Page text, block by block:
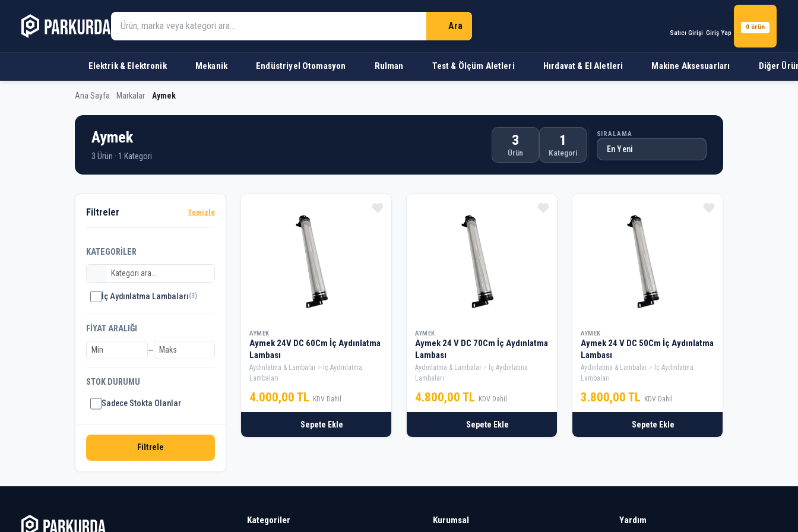
Ara
Satıcı Girişi Giriş Yap
0 ürün
Elektrik & Elektronik Mekanik Endüstriyel Otomasyon Rulman Test & Ölçüm Aletleri Hırdavat & El Aletleri Makine Aksesuarları Diğer
Ana Sayfa Markalar Aymek
Aymek
3 Ürün · 1 Kategori
3
Ürün
1
Kategori
SIRALAMA
Filtreler Temizle
KATEGORILER
İç Aydınlatma Lambaları(3)
FIYAT ARALIĞI
—
STOK DURUMU
Sadece Stokta Olanlar
Filtrele
AYMEK
Aymek 24V DC 60Cm İç Aydınlatma
Lambası
Aydınlatma & Lambalar
İç Aydınlatma
Lambaları
4.000,00 TL KDV Dahil
Sepete Ekle
AYMEK
Aymek 24 V DC 70Cm İç Aydınlatma
Lambası
Aydınlatma & Lambalar
İç Aydınlatma
Lambaları
4.800,00 TL KDV Dahil
Sepete Ekle
AYMEK
Aymek 24 V DC 50Cm İç Aydınlatma
Lambası
Aydınlatma & Lambalar
İç Aydınlatma
Lambaları
3.800,00 TL KDV Dahil
Sepete Ekle
Kategoriler Kurumsal Yardım